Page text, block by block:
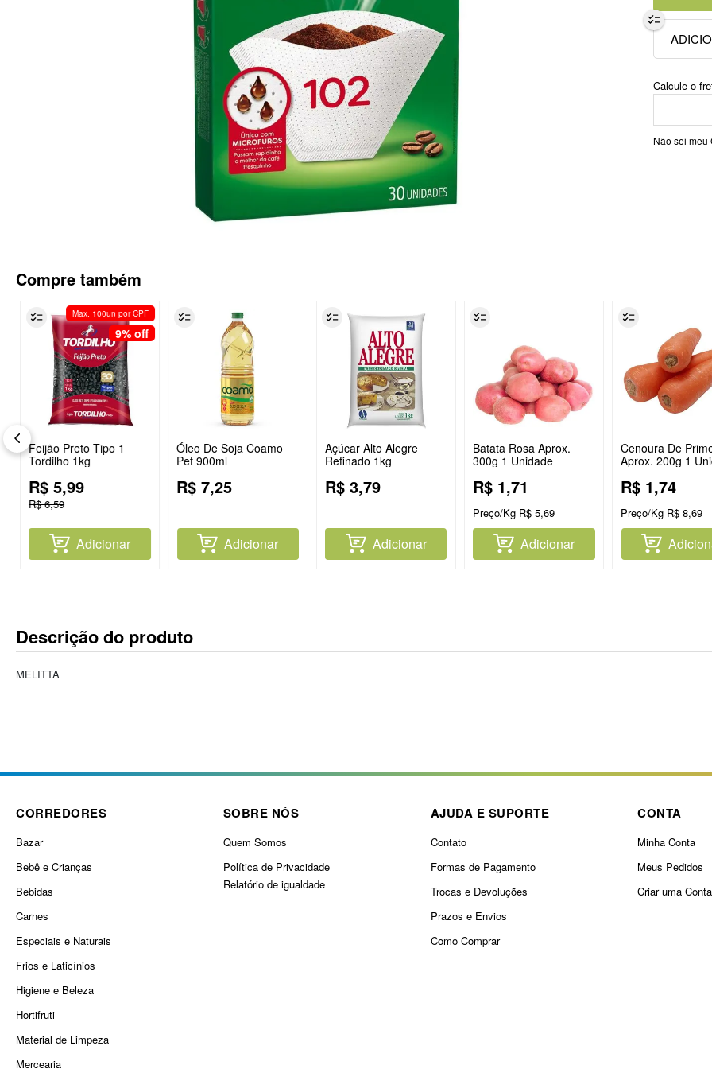
Não sei meu
Compre também
Max. 100un por CPF
9% off
Feijão Preto Tipo 1
Tordilho 1kg
R$ 5,99
R$ 6,59
Adicionar
Óleo De Soja Coamo
Pet 900ml
R$ 7,25
Adicionar
Açúcar Alto Alegre
Refinado 1kg
R$ 3,79
Adicionar
Batata Rosa Aprox.
300g 1 Unidade
R$ 1,71
Preço/Kg R$ 5,69
Adicionar
Cenoura De
Aprox. 200g 1
R$ 1,74
Preço/Kg R$ 8,69
Descrição do produto
MELITTA
CORREDORES
Bazar
Bebê e Crianças
Bebidas
Carnes
Especiais e Naturais
Frios e Laticínios
Higiene e Beleza
Hortifruti
Material de Limpeza
Mercearia
SOBRE NÓS
Quem Somos
Política de Privacidade
Relatório de igualdade
AJUDA E SUPORTE
Contato
Formas de Pagamento
Trocas e Devoluções
Prazos e Envios
Como Comprar
CONTA
Minha Conta
Meus Pedidos
Criar uma Conta